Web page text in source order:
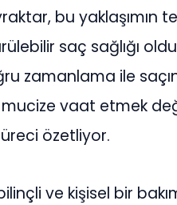
bu yaklaşımın
saç sağlığı
zamanlama ile
mucize vaat etmek
özetliyor.
ve kişisel bir